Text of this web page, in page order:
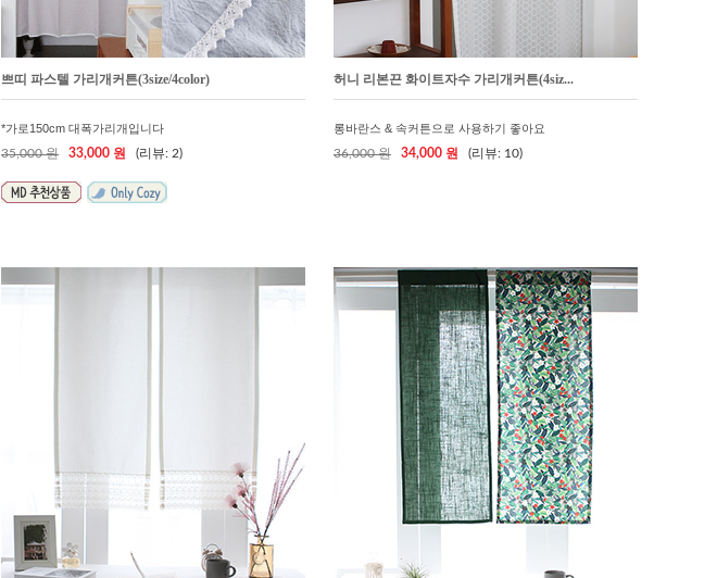
쁘띠 파스텔 가리개커튼(3size/4color)
*가로150cm 대폭가리개입니다
35,000 원
33,000 원 (리뷰: 2)
허니 리본끈 화이트자수 가리개커튼(4siz...
롱바란스 & 속커튼으로 사용하기 좋아요
36,000 원
34,000 원 (리뷰: 10)